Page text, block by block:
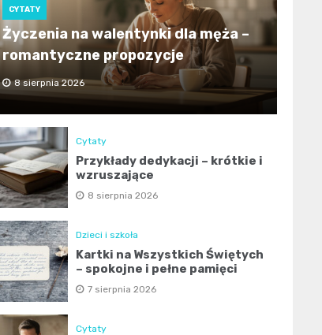
CYTATY
Życzenia na walentynki dla męża –
romantyczne propozycje
8 sierpnia 2026
Cytaty
Przykłady dedykacji – krótkie i
wzruszające
8 sierpnia 2026
Dzieci i szkoła
Kartki na Wszystkich Świętych
– spokojne i pełne pamięci
7 sierpnia 2026
Cytaty